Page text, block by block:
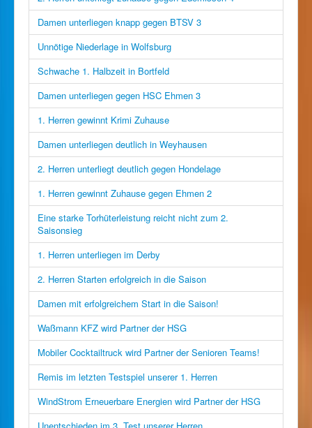
Damen unterliegen knapp gegen BTSV 3
Unnötige Niederlage in Wolfsburg
Schwache 1. Halbzeit in Bortfeld
Damen unterliegen gegen HSC Ehmen 3
1. Herren gewinnt Krimi Zuhause
Damen unterliegen deutlich in Weyhausen
2. Herren unterliegt deutlich gegen Hondelage
1. Herren gewinnt Zuhause gegen Ehmen 2
Eine starke Torhüterleistung reicht nicht zum 2.
Saisonsieg
1. Herren unterliegen im Derby
2. Herren Starten erfolgreich in die Saison
Damen mit erfolgreichem Start in die Saison!
Waßmann KFZ wird Partner der HSG
Mobiler Cocktailtruck wird Partner der Senioren Teams!
Remis im letzten Testspiel unserer 1. Herren
WindStrom Erneuerbare Energien wird Partner der HSG